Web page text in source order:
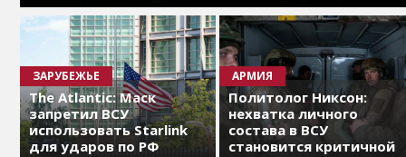
ЗАРУБЕЖЬЕ
The Atlantic: Маск
запретил ВСУ
использовать Starlink
для ударов по РФ
АРМИЯ
Политолог Никсон:
нехватка личного
состава в ВСУ
становится критичной